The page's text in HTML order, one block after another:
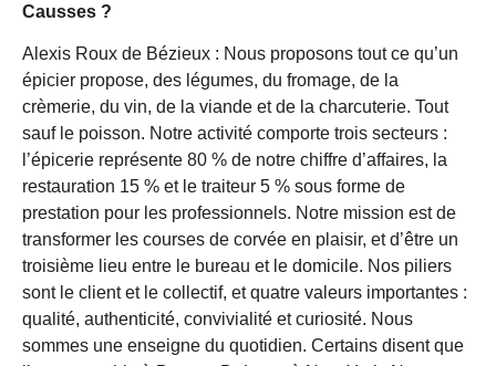
Causses ?
Alexis Roux de Bézieux : Nous proposons tout ce qu’un
épicier propose, des légumes, du fromage, de la
crèmerie, du vin, de la viande et de la charcuterie. Tout
sauf le poisson. Notre activité comporte trois secteurs :
l’épicerie représente 80 % de notre chiffre d’affaires, la
restauration 15 % et le traiteur 5 % sous forme de
prestation pour les professionnels. Notre mission est de
transformer les courses de corvée en plaisir, et d’être un
troisième lieu entre le bureau et le domicile. Nos piliers
sont le client et le collectif, et quatre valeurs importantes :
qualité, authenticité, convivialité et curiosité. Nous
sommes une enseigne du quotidien. Certains disent que